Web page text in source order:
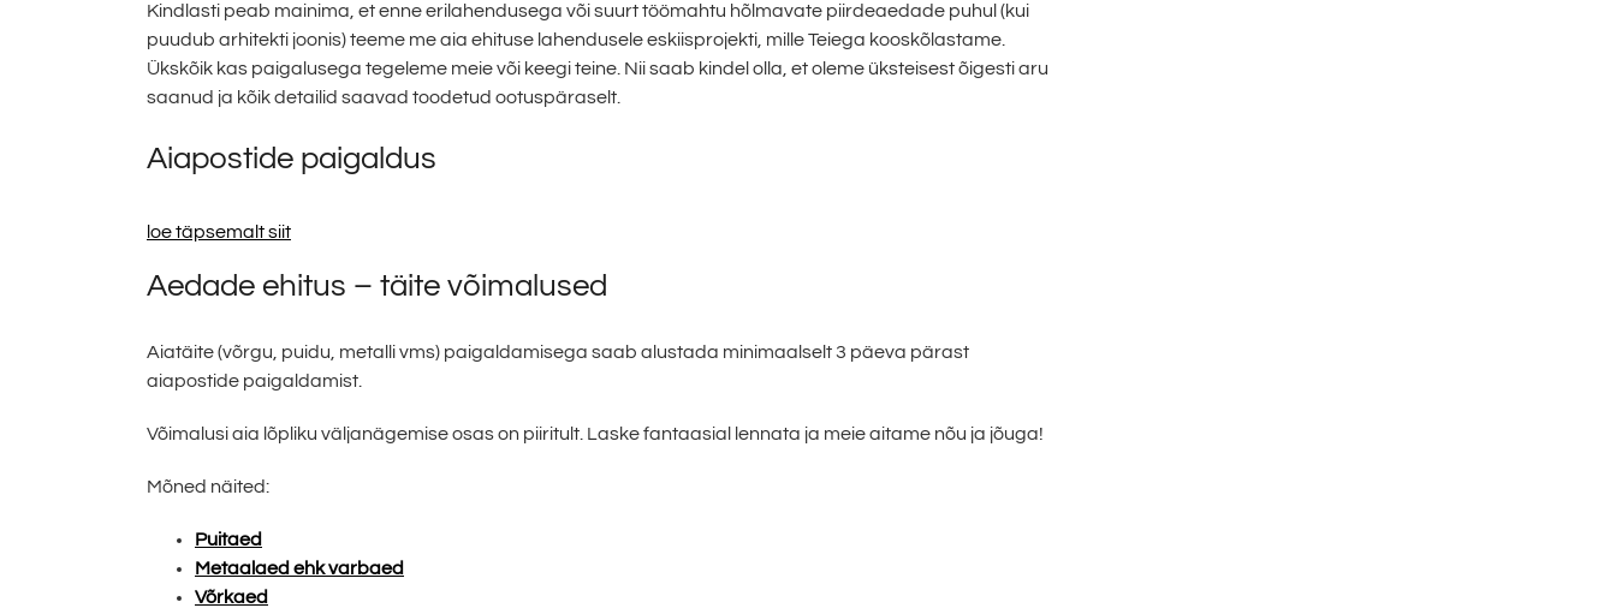
Kindlasti peab mainima, et enne erilahendusega või suurt töömahtu hõlmavate piirdeaedade puhul (kui
puudub arhitekti joonis) teeme me aia ehituse lahendusele eskiisprojekti, mille Teiega kooskõlastame.
Ükskõik kas paigalusega tegeleme meie või keegi teine. Nii saab kindel olla, et oleme üksteisest õigesti aru
saanud ja kõik detailid saavad toodetud ootuspäraselt.
Aiapostide paigaldus
loe täpsemalt siit
Aedade ehitus – täite võimalused
Aiatäite (võrgu, puidu, metalli vms) paigaldamisega saab alustada minimaalselt 3 päeva pärast
aiapostide paigaldamist.
Võimalusi aia lõpliku väljanägemise osas on piiritult. Laske fantaasial lennata ja meie aitame nõu ja jõuga!
Mõned näited:
Puitaed
Metaalaed ehk varbaed
Võrkaed